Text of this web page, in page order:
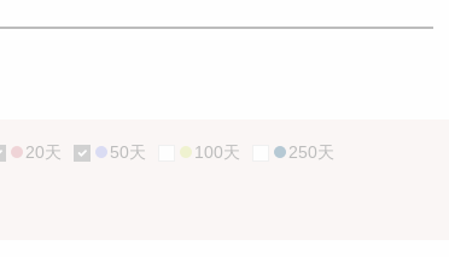
20天 50天 100天 250天